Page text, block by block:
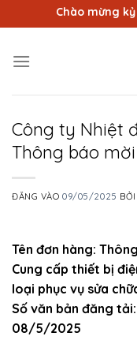
qua
dung
Chào mừng kỷ
Công ty Nhiệt
Thông báo
ĐĂNG VÀO09/05/2025 BỞI
Tên đơn hàng:
Cung cấp thiết bị
loại phục vụ sửa
Số văn bản đăng
08/5/2025